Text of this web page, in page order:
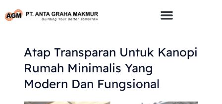
To
Atap Transparan Untuk Kanopi
Rumah Minimalis Yang
Modern Dan Fungsional